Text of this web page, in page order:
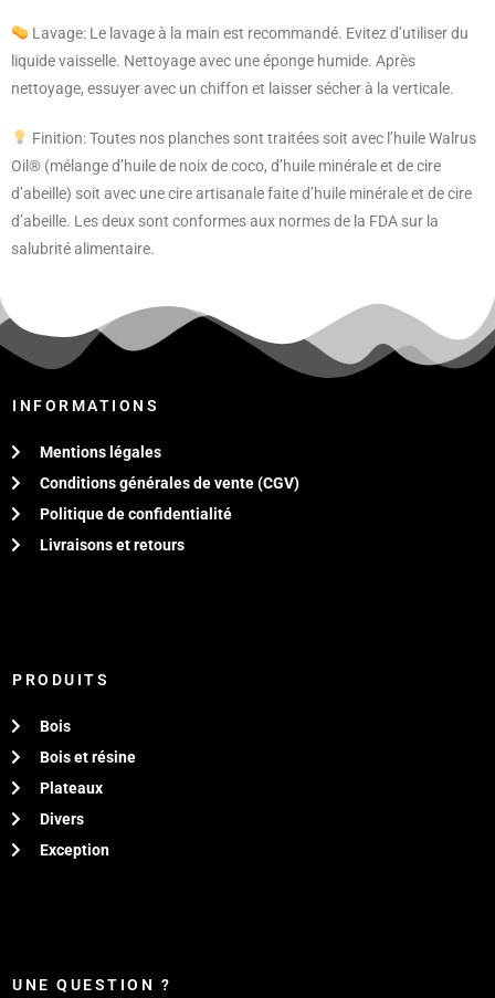
Lavage: Le lavage à la main est recommandé. Evitez d’utiliser du
liquide vaisselle. Nettoyage avec une éponge humide. Après
nettoyage, essuyer avec un chiffon et laisser sécher à la verticale.
Finition: Toutes nos planches sont traitées soit avec l’huile Walrus
Oil® (mélange d’huile de noix de coco, d’huile minérale et de cire
d’abeille) soit avec une cire artisanale faite d’huile minérale et de cire
d’abeille. Les deux sont conformes aux normes de la FDA sur la
salubrité alimentaire.
INFORMATIONS
Mentions légales
Conditions générales de vente (CGV)
Politique de confidentialité
Livraisons et retours
PRODUITS
Bois
Bois et résine
Plateaux
Divers
Exception
UNE QUESTION ?